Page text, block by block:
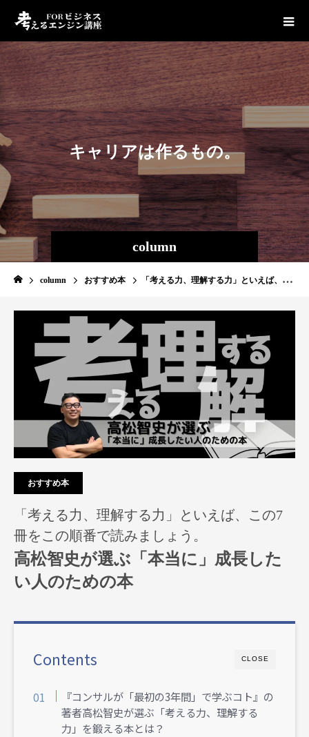
column
キャリアは作るもの。
column おすすめ本 「考える力、理解する力」といえば、この7冊をこの順番で読みましょう。
おすすめ本
「考える力、理解する力」といえば、この7
冊をこの順番で読みましょう。
高松智史が選ぶ「本当に」成長した
い人のための本
CLOSE
Contents
『コンサルが「最初の3年間」で学ぶコト』の
著者高松智史が選ぶ「考える力、理解する
力」を鍛える本とは？